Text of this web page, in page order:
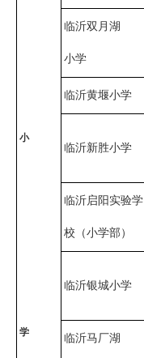
小
学
临沂双月湖
小学
临沂黄堰小学
临沂新胜小学
临沂启阳实验学
校（小学部）
临沂银城小学
临沂马厂湖